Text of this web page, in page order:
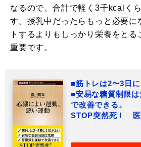
なるので、合計で軽く3千kcalく
す。授乳中だったらもっと必要に
トするよりもしっかり栄養をとる
重要です。
■筋トレは2〜3日
■安易な糖質制限
で改善できる。
STOP突然死！ 医